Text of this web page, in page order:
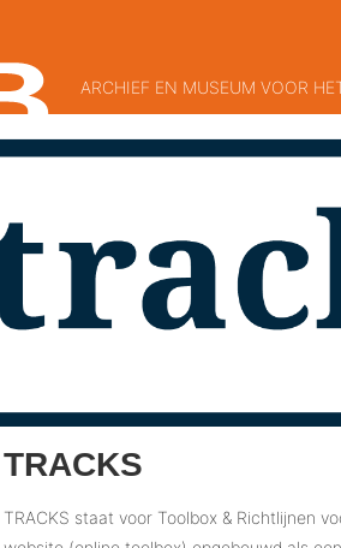
ARCHIEF EN MUSEUM VOOR
TRACKS
TRACKS staat voor Toolbox & Richtlijnen